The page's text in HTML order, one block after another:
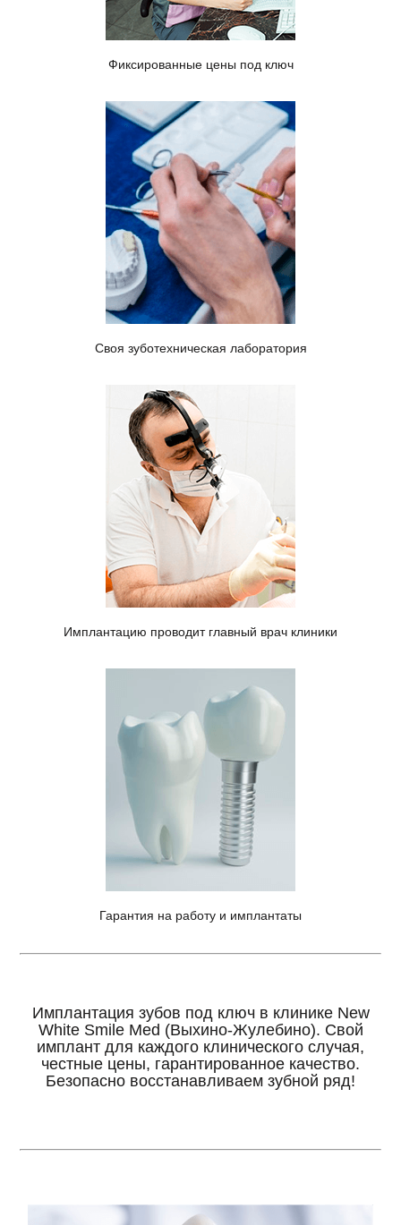
Фиксированные цены под ключ
Своя зуботехническая лаборатория
Имплантацию проводит главный врач клиники
Гарантия на работу и имплантаты
Имплантация зубов под ключ в клинике New
White Smile Med (Выхино-Жулебино). Свой
имплант для каждого клинического случая,
честные цены, гарантированное качество.
Безопасно восстанавливаем зубной ряд!